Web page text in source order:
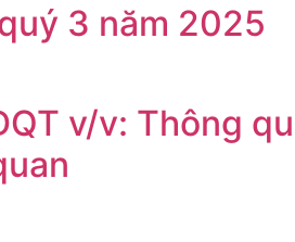
3 năm 2025
v/v: Thông